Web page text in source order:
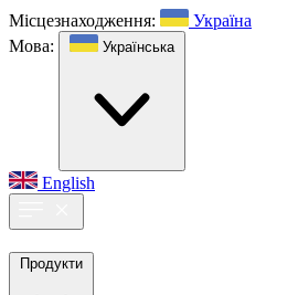
Місцезнаходження:
Україна
Мова:
Українська
English
Продукти